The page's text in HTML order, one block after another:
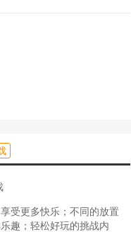
受更多快乐；不同的放置
趣；轻松好玩的挑战内